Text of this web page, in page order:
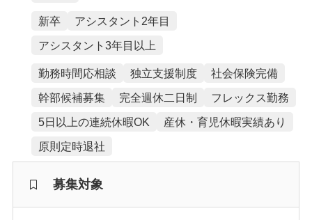
新卒
アシスタント2年目
アシスタント3年目以上
勤務時間応相談 独立支援制度
社会保険完備
幹部候補募集
完全週休二日制
フレックス勤務
5日以上の連続休暇OK
産休・育児休暇実績あり
原則定時退社
募集対象